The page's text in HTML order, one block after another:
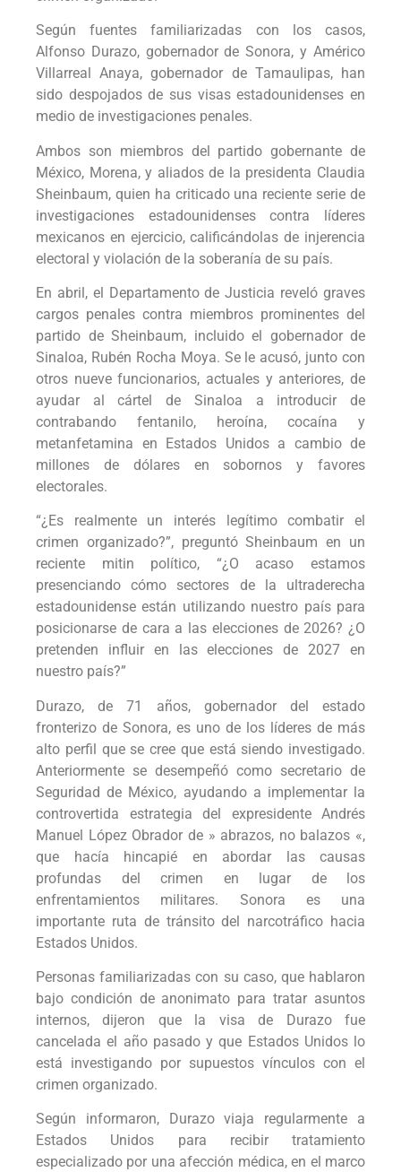
Según fuentes familiarizadas con los casos,
Alfonso Durazo, gobernador de Sonora, y Américo
Villarreal Anaya, gobernador de Tamaulipas, han
sido despojados de sus visas estadounidenses en
medio de investigaciones penales.
Ambos son miembros del partido gobernante de
México, Morena, y aliados de la presidenta Claudia
Sheinbaum, quien ha criticado una reciente serie de
investigaciones estadounidenses contra líderes
mexicanos en ejercicio, calificándolas de injerencia
electoral y violación de la soberanía de su país.
En abril, el Departamento de Justicia reveló graves
cargos penales contra miembros prominentes del
partido de Sheinbaum, incluido el gobernador de
Sinaloa, Rubén Rocha Moya. Se le acusó, junto con
otros nueve funcionarios, actuales y anteriores, de
ayudar al cártel de Sinaloa a introducir de
contrabando fentanilo, heroína, cocaína y
metanfetamina en Estados Unidos a cambio de
millones de dólares en sobornos y favores
electorales.
“¿Es realmente un interés legítimo combatir el
crimen organizado?”, preguntó Sheinbaum en un
reciente mitin político, “¿O acaso estamos
presenciando cómo sectores de la ultraderecha
estadounidense están utilizando nuestro país para
posicionarse de cara a las elecciones de 2026? ¿O
pretenden influir en las elecciones de 2027 en
nuestro país?”
Durazo, de 71 años, gobernador del estado
fronterizo de Sonora, es uno de los líderes de más
alto perfil que se cree que está siendo investigado.
Anteriormente se desempeñó como secretario de
Seguridad de México, ayudando a implementar la
controvertida estrategia del expresidente Andrés
Manuel López Obrador de » abrazos, no balazos «,
que hacía hincapié en abordar las causas
profundas del crimen en lugar de los
enfrentamientos militares. Sonora es una
importante ruta de tránsito del narcotráfico hacia
Estados Unidos.
Personas familiarizadas con su caso, que hablaron
bajo condición de anonimato para tratar asuntos
internos, dijeron que la visa de Durazo fue
cancelada el año pasado y que Estados Unidos lo
está investigando por supuestos vínculos con el
crimen organizado.
Según informaron, Durazo viaja regularmente a
Estados Unidos para recibir tratamiento
especializado por una afección médica, en el marco